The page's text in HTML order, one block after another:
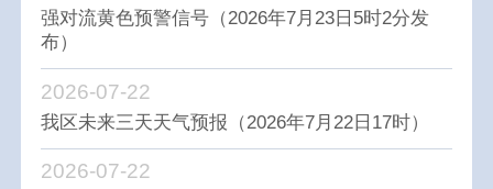
强对流黄色预警信号（2026年7月23日5时2分发
布）
我区未来三天天气预报（2026年7月22日17时）
2026-07-22
2026-07-22